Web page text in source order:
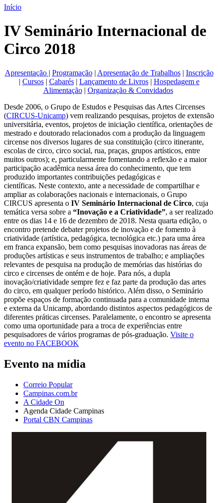
Início
IV Seminário Internacional de
Circo 2018
Apresentação | Programação| Apresentação de Trabalhos| Inscrição
| Cursos| Cabarés| Lançamento de Livros| Hospedagem e
Alimentação| Organização & Convidados
Desde 2006, o Grupo de Estudos e Pesquisas das Artes Circenses
(CIRCUS-Unicamp) vem realizando pesquisas, projetos de extensão
universitária, eventos, projetos de iniciação científica, orientações de
mestrado e doutorado relacionados com a produção da linguagem
circense nos diversos lugares de sua constituição (circo itinerante,
escolas de circo, circo social, rua, praças, grupos artísticos, entre
muitos outros); e, particularmente fomentando a reflexão e a maior
participação acadêmica nessa área do conhecimento, que tem
produzido importantes contribuições pedagógicas e
científicas. Neste contexto, ante a necessidade de compartilhar e
ampliar as colaborações nacionais e internacionais, o Grupo
CIRCUS apresenta o IV Seminário Internacional de Circo, cuja
temática versa sobre a “Inovação e a Criatividade”, a ser realizado
entre os dias 14 e 16 de dezembro de 2018. Nesta quarta edição, o
encontro pretende debater projetos de inovação e de fomento à
criatividade (artística, pedagógica, tecnológica etc.) para uma área
em franca expansão, bem como pesquisas inovadoras nas áreas de
produções artísticas e seus instrumentos de trabalho; e ampliações
relevantes de pesquisa na produção de memórias das histórias do
circo e circenses de ontém e de hoje. Para nós, a dupla
inovação/criatividade sempre fez e faz parte da produção das artes
do circo, em qualquer período histórico. Além disso, o Seminário
propõe espaços de formação continuada para a comunidade interna
e externa da Unicamp, abordando distintos aspectos pedagógicos de
diferentes práticas circenses. Paralelamente, o encontro se apresenta
como uma oportunidade para a troca de experiências entre
pesquisadores de vários programas de pós-graduação. Visite o
evento no FACEBOOK
Evento na mídia
Correio Popular
Campinas.com.br
A Cidade On
Agenda Cidade Campinas
Portal CBN Campinas